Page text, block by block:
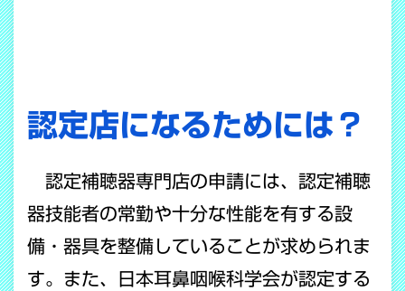
認定店になるためには？
認定補聴器専門店の申請には、認定補聴
器技能者の常勤や十分な性能を有する設
備・器具を整備していることが求められま
す。また、日本耳鼻咽喉科学会が認定する